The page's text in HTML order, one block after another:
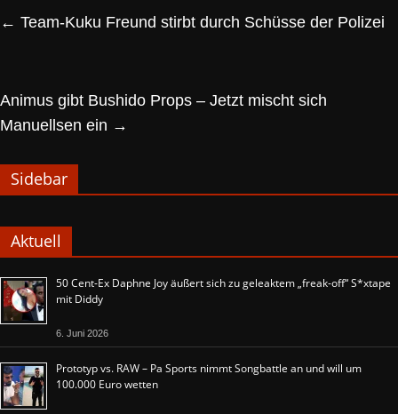
← Team-Kuku Freund stirbt durch Schüsse der Polizei
Animus gibt Bushido Props – Jetzt mischt sich
Manuellsen ein →
Sidebar
Aktuell
50 Cent-Ex Daphne Joy äußert sich zu geleaktem „freak-off“ S*xtape
mit Diddy
6. Juni 2026
Prototyp vs. RAW – Pa Sports nimmt Songbattle an und will um
100.000 Euro wetten